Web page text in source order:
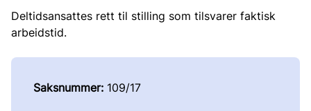
Deltidsansattes rett til stilling som tilsvarer faktisk
arbeidstid.
Saksnummer: 109/17